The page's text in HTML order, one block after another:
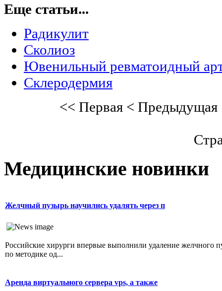
Еще статьи...
Радикулит
Сколиоз
Ювенильный ревматоидный
Склеродермия
<< Первая< Предыдущая
Медицинские новинки
Желчный пузырь научились удалять через п
Российские хирурги впервые выполнили удаление желчного
по методике од...
Аренда виртуального сервера vps, а также